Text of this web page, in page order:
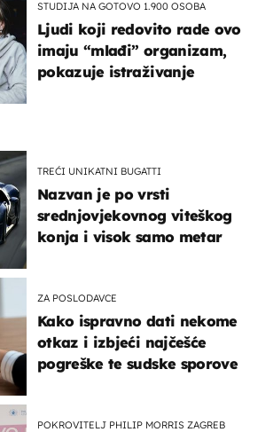
STUDIJA NA GOTOVO 1.900 OSOBA
Ljudi koji redovito rade ovo
imaju “mlađi” organizam,
pokazuje istraživanje
TREĆI UNIKATNI BUGATTI
Nazvan je po vrsti
srednjovjekovnog viteškog
konja i visok samo metar
ZA POSLODAVCE
Kako ispravno dati nekome
otkaz i izbjeći najčešće
pogreške te sudske sporove
POKROVITELJ PHILIP MORRIS ZAGREB